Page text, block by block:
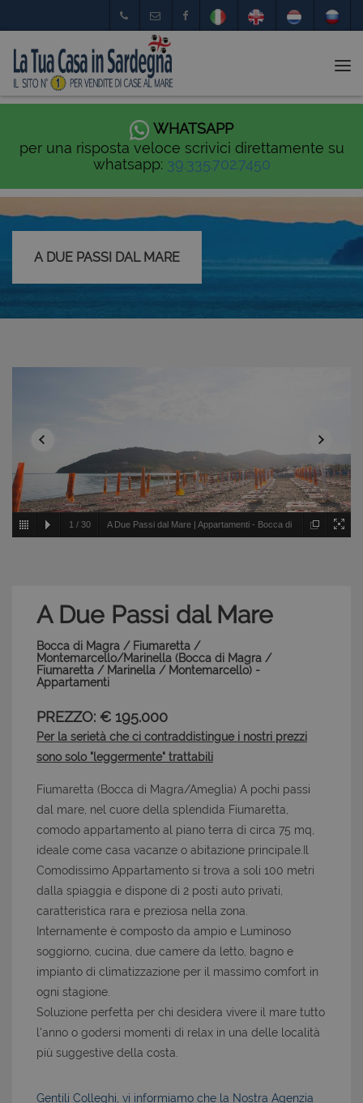
WHATSAPP
per una risposta veloce scrivici direttamente su
whatsapp: 39.335.702.7450
A DUE PASSI DAL MARE
1 / 30 A Due Passi dal Mare | Appartamenti - Bocca di
A Due Passi dal Mare
Bocca di Magra / Fiumaretta /
Montemarcello/Marinella (Bocca di Magra /
Fiumaretta / Marinella / Montemarcello) -
Appartamenti
PREZZO: € 195.000
Per la serietà che ci contraddistingue i nostri prezzi
sono solo "leggermente" trattabili
Fiumaretta (Bocca di Magra/Ameglia) A pochi passi
dal mare, nel cuore della splendida Fiumaretta,
comodo appartamento al piano terra di circa 75 mq,
ideale come casa vacanze o abitazione principale.Il
Comodissimo Appartamento si trova a soli 100 metri
dalla spiaggia e dispone di 2 posti auto privati,
caratteristica rara e preziosa nella zona.
Internamente è composto da ampio e Luminoso
soggiorno, cucina, due camere da letto, bagno e
impianto di climatizzazione per il massimo comfort in
ogni stagione.
Soluzione perfetta per chi desidera vivere il mare tutto
l'anno o godersi momenti di relax in una delle località
più suggestive della costa.
Gentili Colleghi, vi informiamo che la Nostra Agenzia